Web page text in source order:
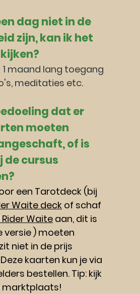
dag niet in de
zijn, kan ik het
1 maand lang toegang
meditaties etc.
dat er
moeten
of is
cursus
een Tarotdeck (bij
Waite deck of schaf
Waite aan, dit is
versie ) moeten
niet in de prijs
kaarten kun je via
bestellen. Tip: kijk
marktplaats!